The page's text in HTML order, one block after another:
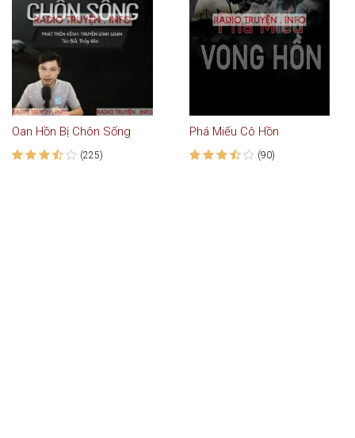
Oan Hồn Bị Chôn Sống
(225)
Phá Miếu Cô Hồn
(90)